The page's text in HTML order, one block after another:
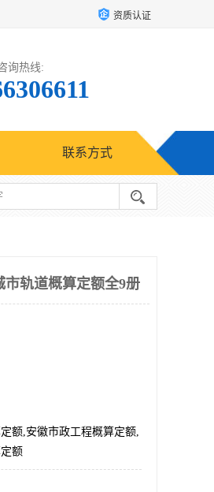
资质认证
询热线:
联系方式
市轨道概算定额全9册
额,安徽市政工程概算定额,
额